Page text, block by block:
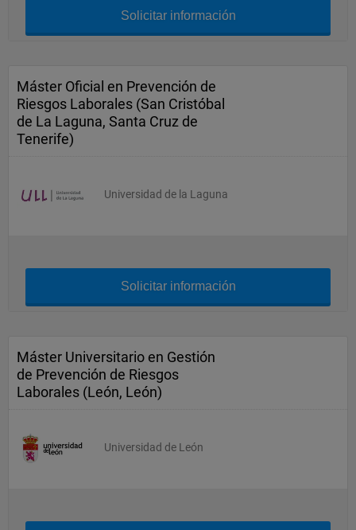
Solicitar información
Máster Oficial en Prevención de
Riesgos Laborales (San Cristóbal
de La Laguna, Santa Cruz de
Tenerife)
Universidad de la Laguna
Solicitar información
Máster Universitario en Gestión
de Prevención de Riesgos
Laborales (León, León)
Universidad de León